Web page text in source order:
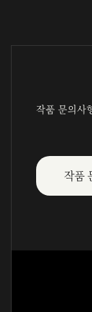
작품 문의사
작품